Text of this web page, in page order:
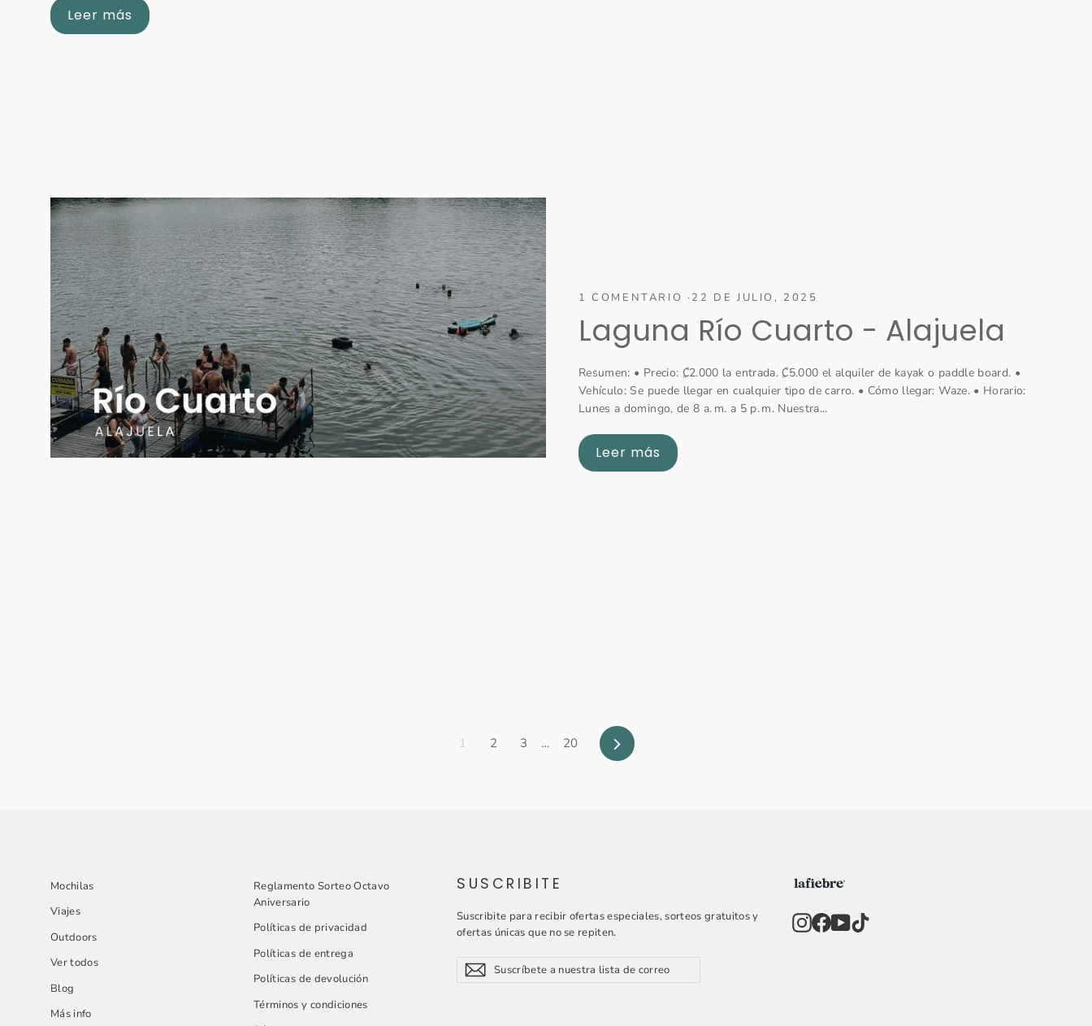
Leer más
1 COMENTARIO · 22 DE JULIO, 2025
Laguna Río Cuarto - Alajuela
Resumen: • Precio: ₡2.000 la entrada. ₡5.000 el alquiler de kayak o paddle board. •
Vehículo: Se puede llegar en cualquier tipo de carro. • Cómo llegar: Waze. • Horario:
Lunes a domingo, de 8 a. m. a 5 p. m. Nuestra...
Leer más
1 2 3 … 20 Siguiente
Mochilas
Viajes
Outdoors
Ver todos
Blog
Más info
Reglamento Sorteo Octavo
Aniversario
Políticas de privacidad
Políticas de entrega
Políticas de devolución
Términos y condiciones
SUSCRIBITE
Suscribite para recibir ofertas especiales, sorteos gratuitos y
ofertas únicas que no se repiten.
Suscríbete
SuscribirSuscribir
Instagram
Facebook
YouTube
TikTok